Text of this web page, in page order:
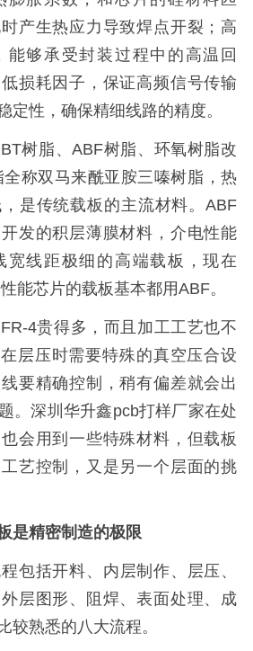
产生热应力导致焊点开裂；高
能够承受封装过程中的高温回
损耗因子，保证高频信号传输
定性，确保精细线路的精度。
树脂、ABF树脂、环氧树脂改
称双马来酰亚胺三嗪树脂，热
是传统载板的主流材料。ABF
发的积层薄膜材料，介电性能
宽线距极细的高端载板，现在
能芯片的载板基本都用ABF。
4贵得多，而且加工工艺也不
层压时需要特殊的真空压合设
要精确控制，稍有偏差就会出
。深圳华升鑫pcb打样厂家在处
会用到一些特殊材料，但载板
艺控制，又是另一个层面的挑
是精密制造的极限
包括开料、内层制作、层压、
层图形、阻焊、表面处理、成
较熟悉的八大流程。